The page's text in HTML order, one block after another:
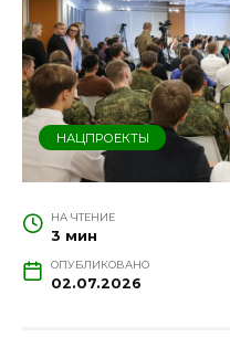
НАЦПРОЕКТЫ
НА ЧТЕНИЕ
3 мин
ОПУБЛИКОВАНО
02.07.2026